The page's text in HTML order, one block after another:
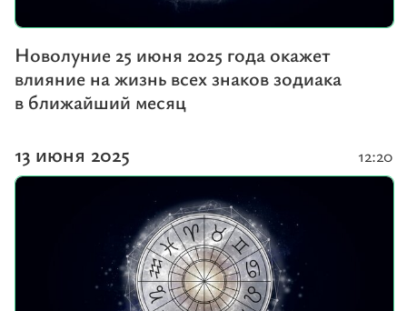
Новолуние 25 июня 2025 года окажет
влияние на жизнь всех знаков зодиака
в ближайший месяц
13 июня 2025 12:20